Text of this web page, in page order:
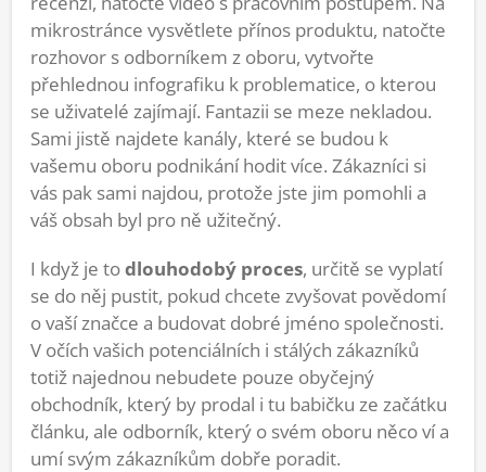
mikrostránce vysvětlete přínos produktu, natočte
rozhovor s odborníkem z oboru, vytvořte
přehlednou infografiku k problematice, o kterou
se uživatelé zajímají. Fantazii se meze nekladou.
Sami jistě najdete kanály, které se budou k
vašemu oboru podnikání hodit více. Zákazníci si
vás pak sami najdou, protože jste jim pomohli a
váš obsah byl pro ně užitečný.
I když je todlouhodobý proces, určitě se vyplatí
se do něj pustit, pokud chcete zvyšovat povědomí
o vaší značce a budovat dobré jméno společnosti.
V očích vašich potenciálních i stálých zákazníků
totiž najednou nebudete pouze obyčejný
obchodník, který by prodal i tu babičku ze začátku
článku, ale odborník, který o svém oboru něco ví a
umí svým zákazníkům dobře poradit.